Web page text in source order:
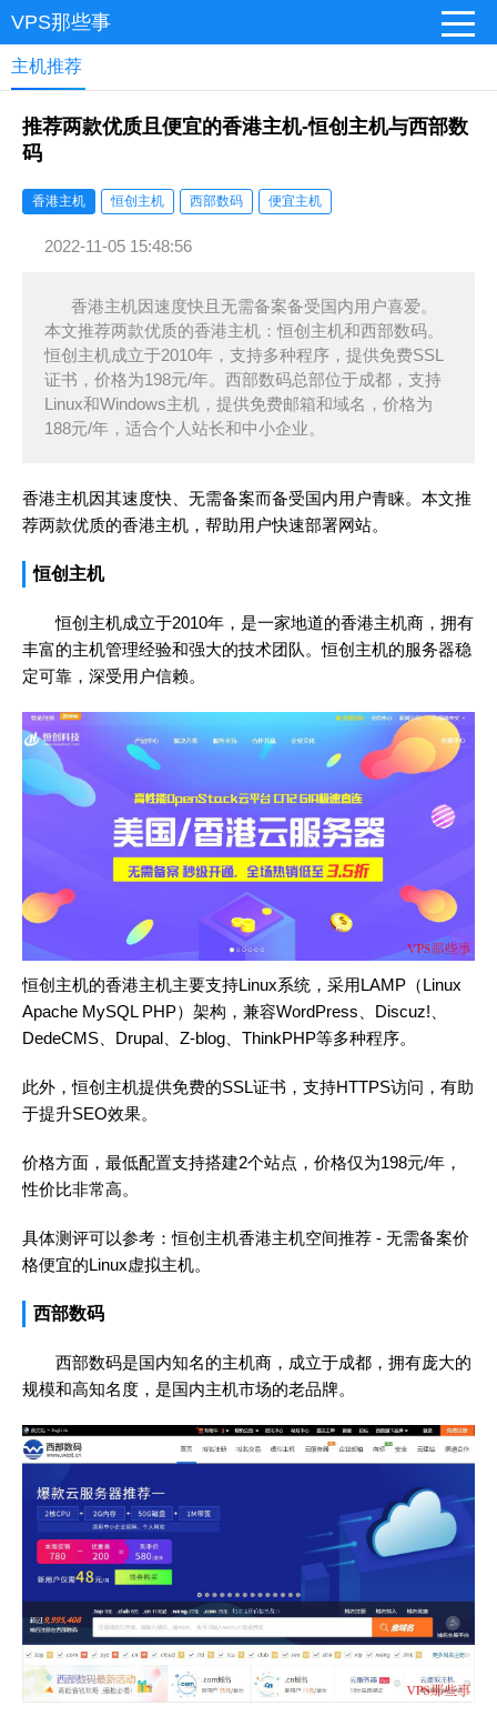
VPS那些事
主机推荐
推荐两款优质且便宜的香港主机-恒创主机与西部数
码
香港主机 恒创主机 西部数码 便宜主机
2022-11-05 15:48:56
香港主机因速度快且无需备案备受国内用户喜爱。
本文推荐两款优质的香港主机：恒创主机和西部数码。
恒创主机成立于2010年，支持多种程序，提供免费SSL
证书，价格为198元/年。西部数码总部位于成都，支持
Linux和Windows主机，提供免费邮箱和域名，价格为
188元/年，适合个人站长和中小企业。
香港主机因其速度快、无需备案而备受国内用户青睐。本文推
荐两款优质的香港主机，帮助用户快速部署网站。
恒创主机
恒创主机成立于2010年，是一家地道的香港主机商，拥有
丰富的主机管理经验和强大的技术团队。恒创主机的服务器稳
定可靠，深受用户信赖。
恒创主机的香港主机主要支持Linux系统，采用LAMP（Linux
Apache MySQL PHP）架构，兼容WordPress、Discuz!、
DedeCMS、Drupal、Z-blog、ThinkPHP等多种程序。
此外，恒创主机提供免费的SSL证书，支持HTTPS访问，有助
于提升SEO效果。
价格方面，最低配置支持搭建2个站点，价格仅为198元/年，
性价比非常高。
具体测评可以参考：恒创主机香港主机空间推荐 - 无需备案价
格便宜的Linux虚拟主机。
西部数码
西部数码是国内知名的主机商，成立于成都，拥有庞大的
规模和高知名度，是国内主机市场的老品牌。